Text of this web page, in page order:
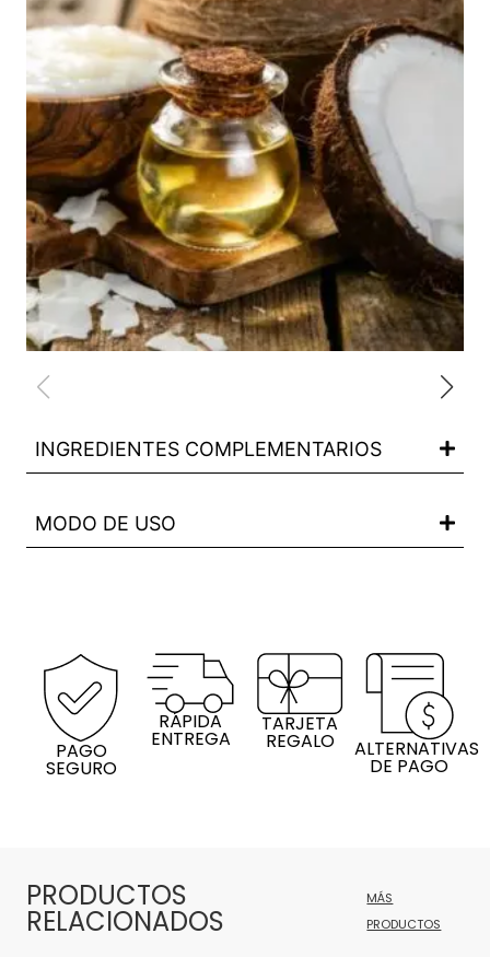
INGREDIENTES COMPLEMENTARIOS
MODO DE USO
PAGO
SEGURO
RÁPIDA
ENTREGA
TARJETA
REGALO ALTERNATIVAS
DE PAGO
PRODUCTOS
RELACIONADOS
MÁS
PRODUCTOS